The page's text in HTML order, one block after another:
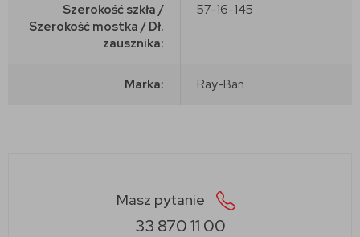
Szerokość szkła /
Szerokość mostka / Dł.
zausznika:
57-16-145
Marka: Ray-Ban
Masz pytanie
33 870 11 00